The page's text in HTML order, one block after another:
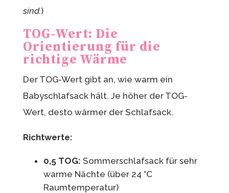
sind.)
TOG-Wert: Die
Orientierung für die
richtige Wärme
Der TOG-Wert gibt an, wie warm ein
Babyschlafsack hält. Je höher der TOG-
Wert, desto wärmer der Schlafsack.
Richtwerte:
0,5 TOG: Sommerschlafsack für sehr
warme Nächte (über 24 °C
Raumtemperatur)